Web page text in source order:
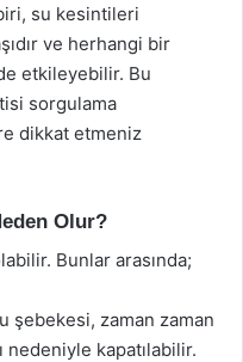
su kesintileri
ve herhangi bir
etkileyebilir. Bu
sorgulama
dikkat etmeniz
Olur?
Bunlar arasında;
şebekesi, zaman zaman
nedeniyle kapatılabilir.